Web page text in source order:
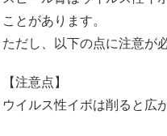
ことがあります。
ただし、以下の点に注意が
【注意点】
ウイルス性イボは削ると広